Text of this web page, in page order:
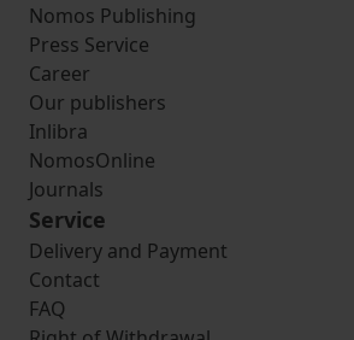
Nomos Publishing
Press Service
Career
Our publishers
Inlibra
NomosOnline
Journals
Service
Delivery and Payment
Contact
FAQ